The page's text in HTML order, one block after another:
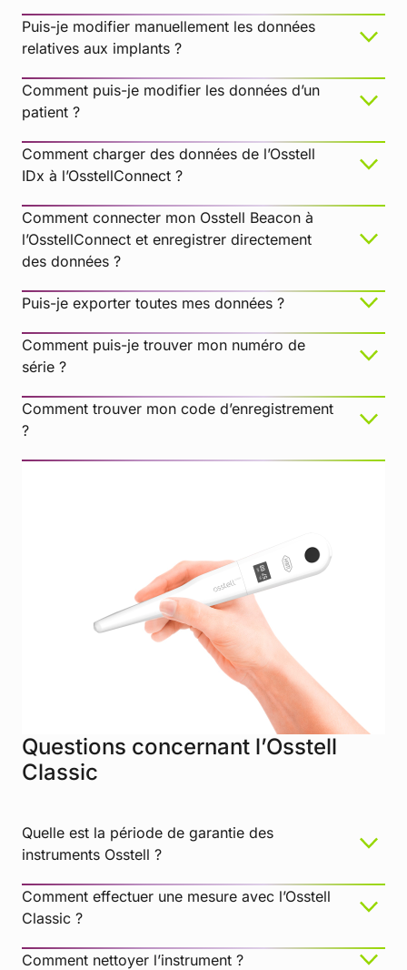
Si vous utilisez un SmartPeg réutilisable, assurez-
vous qu’il a été inspecté avant son utilisation et
que les 20 cycles de traitement n’ont pas été
dépassés. Un SmartPeg réutilisable usé, tordu ou
dont les filetages sont endommagés ne vibrera
pas correctement, et l’appareil risque de ne pas
pouvoir enregistrer de mesure.
Un SmartPeg à usage unique est conçu pour un
Assurez-vous que le SmartPeg est correctement
positionné sur l’implant et qu’il n’est pas en contact
avec les tissus environnants, car cela pourrait
empêcher une détection précise du signal et
entraîner l’absence de valeur ISQ ou l’affichage
d’une valeur erronée.
Interférence électromagnétique
Puis-je modifier manuellement les données
relatives aux implants ?
Comment puis-je modifier les données d’un
patient ?
Comment charger des données de l’Osstell
IDx à l’OsstellConnect ?
Comment connecter mon Osstell Beacon à
l’OsstellConnect et enregistrer directement
des données ?
S’il s’agit de la première mesure, créez un
patient. Remplissez les données du patient et
enregistrez. Cliquez sur Nouveau traitement et
remplissez les informations relatives au
traitement. Cliquez sur Ajouter un implant,
remplissez les données de l’implant et
S’il s’agit d’une mesure de suivi, sélectionnez le
patient, puis la dent dans le tableau des dents.
Cliquez sur Mesurer la stabilité.
Puis-je exporter toutes mes données ?
Comment puis-je trouver mon numéro de
série ?
Comment trouver mon code d’enregistrement
?
Questions concernant l’Osstell
Classic
Quelle est la période de garantie des
instruments Osstell ?
Comment effectuer une mesure avec l’Osstell
Classic ?
Comment nettoyer l’instrument ?